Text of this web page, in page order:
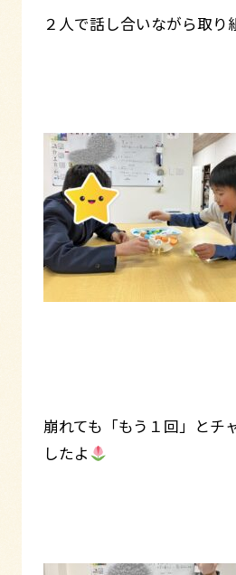
２人で話し合いながら取り
崩れても「もう１回」とチ
したよ